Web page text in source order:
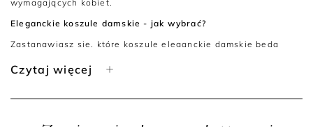
wymagających kobiet.
Eleganckie koszule damskie - jak wybrać?
Zastanawiasz się, które koszule eleganckie damskie będą
poniższe kwestie:
duchu eco-friendly, które pozwalają skórze oddychać.
Czytaj więcej